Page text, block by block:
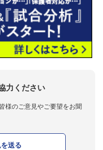
力ください
様のご意見やご要望をお聞
送る